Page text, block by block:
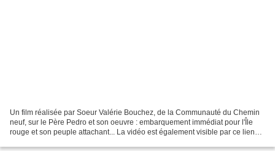
Un film réalisée par Soeur Valérie Bouchez, de la Communauté du Chemin
neuf, sur le Père Pedro et son oeuvre : embarquement immédiat pour l'Île
rouge et son peuple attachant... La vidéo est également visible par ce lien